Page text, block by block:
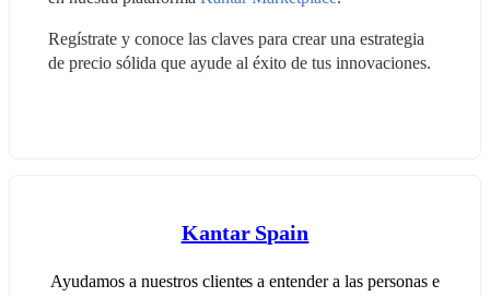
Regístrate y conoce las claves para crear una estrategia
de precio sólida que ayude al éxito de tus innovaciones.
Kantar Spain
Ayudamos a nuestros clientes a entender a las personas e